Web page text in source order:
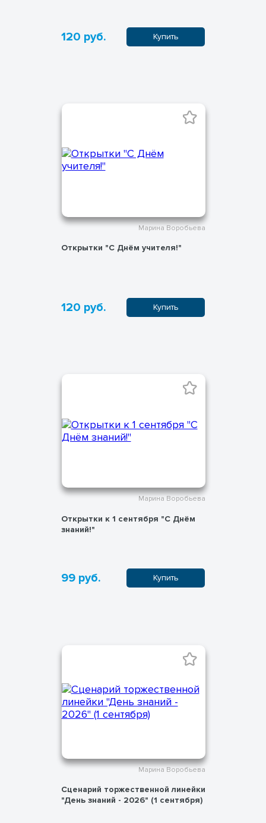
120 руб. Купить
Марина Воробьева
Открытки "С Днём учителя!"
120 руб. Купить
Марина Воробьева
Открытки к 1 сентября "С Днём
знаний!"
99 руб. Купить
Марина Воробьева
Сценарий торжественной линейки
"День знаний - 2026" (1 сентября)